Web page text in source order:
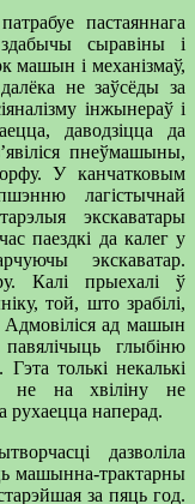
пастаяннага
сыравіны і
машын і механізмаў,
не заўсёды за
інжынераў і
даводзіцца да
пнеўмашыны,
У канчатковым
лагістычнай
экскаватары
паездкі да калег у
экскаватар.
Калі прыехалі ў
той, што зрабілі,
Адмовіліся ад машын
глыбіню
толькі некалькі
не на хвіліну не
рухаецца наперад.
дазволіла
машынна-трактарны
за пяць год.